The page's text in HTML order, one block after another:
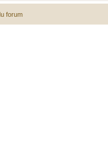
forum